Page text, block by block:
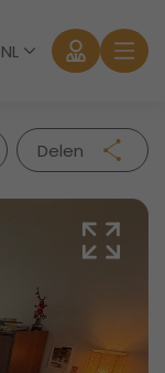
NL
Delen
Facebook
Twitter
Whatsapp